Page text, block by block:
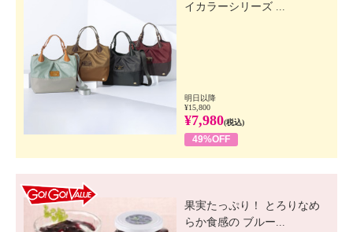
イカラーシリーズ ...
明日以降
¥15,800
¥7,980(税込)
49%OFF
果実たっぷり！ とろりなめ
らか食感の ブルー...